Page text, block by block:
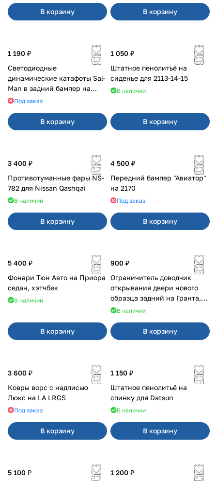
В корзину В корзину
1 190 ₽
Светодиодные
динамические катафоты Sal-
Man в задний бампер на
Приора 2
Под заказ
В корзину
1 050 ₽
Штатное пенолитьё на
сиденье для 2113-14-15
В наличии
В корзину
3 400 ₽
Противотуманные фары NS-
782 для Nissan Qashqai
В наличии
В корзину
4 500 ₽
Передний бампер "Авиатор"
на 2170
Под заказ
В корзину
5 400 ₽
Фонари Тюн Авто на Приора
седан, хэтчбек
В наличии
В корзину
900 ₽
Ограничитель доводчик
открывания двери нового
образца задний на Гранта,
Урбан
В наличии
В корзину
3 600 ₽
Ковры ворс с надписью
Люкс на LA LRGS
Под заказ
В корзину
1 150 ₽
Штатное пенолитьё на
спинку для Datsun
В наличии
В корзину
5 100 ₽
1 200 ₽